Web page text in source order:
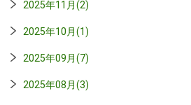
2025年11月(2)
2025年10月(1)
2025年09月(7)
2025年08月(3)